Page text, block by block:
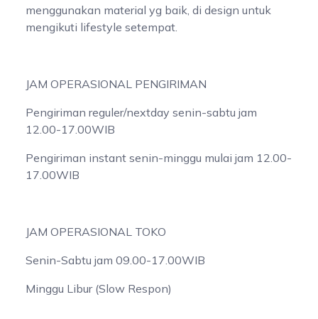
menggunakan material yg baik, di design untuk
mengikuti lifestyle setempat.
JAM OPERASIONAL PENGIRIMAN
Pengiriman reguler/nextday senin-sabtu jam
12.00-17.00WIB
Pengiriman instant senin-minggu mulai jam 12.00-
17.00WIB
JAM OPERASIONAL TOKO
Senin-Sabtu jam 09.00-17.00WIB
Minggu Libur (Slow Respon)